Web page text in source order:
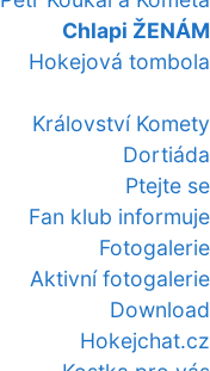
Chlapi ŽENÁM
Hokejová tombola
Království Komety
Dortiáda
Ptejte se
Fan klub informuje
Fotogalerie
Aktivní fotogalerie
Download
Hokejchat.cz